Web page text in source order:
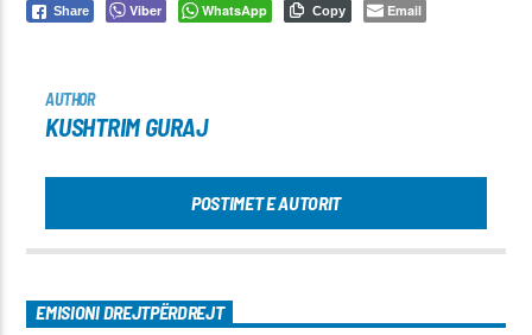
Share Viber WhatsApp Copy Email
AUTHOR
KUSHTRIM GURAJ
POSTIMET E AUTORIT
EMISIONI DREJTPËRDREJT